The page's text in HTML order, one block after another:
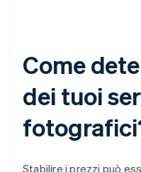
Come
dei tuoi
Stabilire i prezzi può